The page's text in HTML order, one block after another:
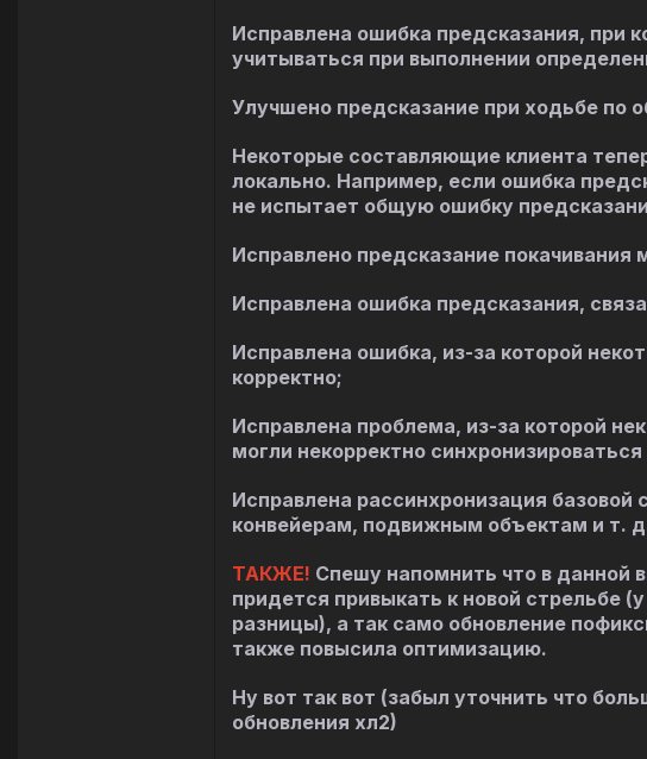
Исправлена ошибка предсказания, при
учитываться при выполнении
Улучшено предсказание при ходьбе по
Некоторые составляющие клиента
локально. Например, если ошибка
не испытает общую ошибку
Исправлено предсказание покачивания
Исправлена ошибка предсказания,
Исправлена ошибка, из-за которой
корректно;
Исправлена проблема, из-за которой
могли некорректно
Исправлена рассинхронизация
конвейерам, подвижным объектам и т.
ТАКЖЕ! Спешу напомнить что в данной
придется привыкать к новой стрельбе
разницы), а так само обновление
также повысила оптимизацию.
Ну вот так вот (забыл уточнить что
обновления хл2)